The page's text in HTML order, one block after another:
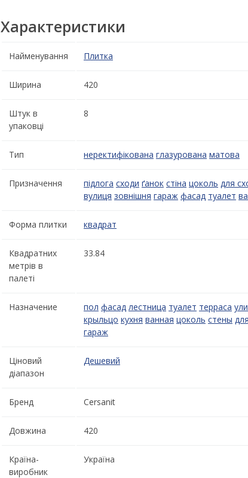
Характеристики
Найменування Плитка
Ширина 420
Штук в
упаковці
8
Тип неректифікована глазурована матова
Призначення підлога сходи ґанок стіна цоколь для
вулиця зовнішня гараж фасад туалет
Форма плитки квадрат
Квадратних
метрів в
палеті
33.84
Назначение пол фасад лестница туалет терраса
крыльцо кухня ванная цоколь стены
гараж
Ціновий
діапазон
Дешевий
Бренд Cersanit
Довжина 420
Країна-
виробник
Україна